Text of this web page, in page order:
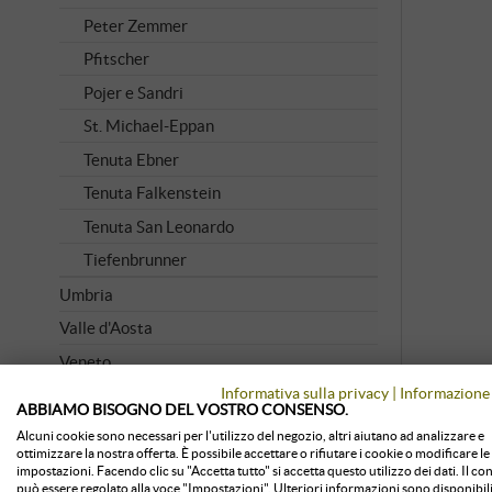
Peter Zemmer
Pfitscher
Pojer e Sandri
St. Michael-Eppan
Tenuta Ebner
Tenuta Falkenstein
Tenuta San Leonardo
Tiefenbrunner
Umbria
Valle d'Aosta
Veneto
VINI CLASSICI
Tutti i vini classici
Informativa sulla privacy | Informazione
ABBIAMO BISOGNO DEL VOSTRO CONSENSO.
Alcuni cookie sono necessari per l'utilizzo del negozio, altri aiutano ad analizzare e
ottimizzare la nostra offerta. È possibile accettare o rifiutare i cookie o modificare le
impostazioni. Facendo clic su "Accetta tutto" si accetta questo utilizzo dei dati. Il
può essere regolato alla voce "Impostazioni". Ulteriori informazioni sono